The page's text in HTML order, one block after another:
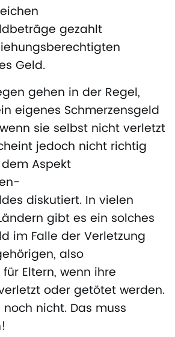
gezahlt
Geld.
gehen in der Regel,
eigenes Schmerzensgeld
sie selbst nicht verletzt
jedoch nicht richtig
Aspekt
diskutiert. In vielen
gibt es ein solches
im Falle der Verletzung
also
Eltern, wenn ihre
oder getötet werden.
nicht. Das muss